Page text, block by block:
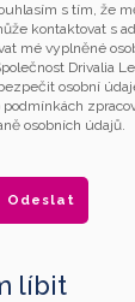
s tím, že
kontaktovat s
mé vyplněné
Drivalia
osobní
osobních údajů.
líbit